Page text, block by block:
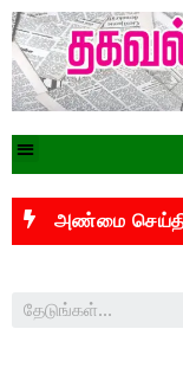
அண்மை
என்ற